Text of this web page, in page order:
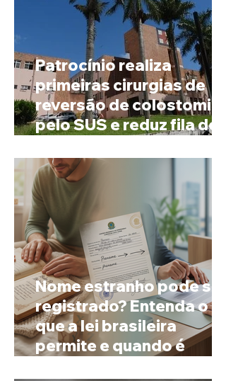
Patrocínio realiza
primeiras cirurgias de
reversão de colostomia
pelo SUS e reduz fila de
Nome estranho pode ser
registrado? Entenda o
que a lei brasileira
permite e quando é